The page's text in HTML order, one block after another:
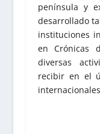
península y
desarrollado
instituciones
en Crónicas
diversas
recibir en el